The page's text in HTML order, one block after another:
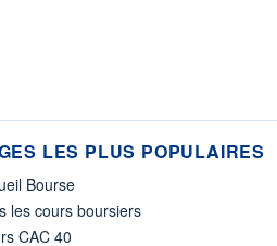
LES PLUS POPULAIRES
Bourse
les cours boursiers
CAC 40